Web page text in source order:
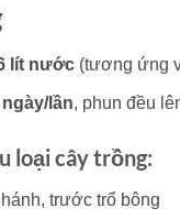
lít nước(tương ứng
lần, phun đều
loại cây trồng:
trước trổ bông